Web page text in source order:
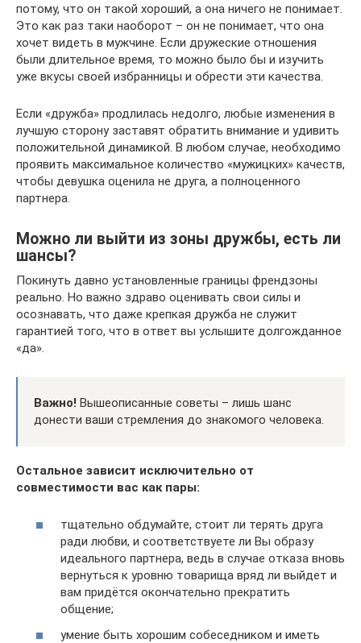
потому, что он такой хороший, а она ничего не понимает.
Это как раз таки наоборот – он не понимает, что она
хочет видеть в мужчине. Если дружеские отношения
были длительное время, то можно было бы и изучить
уже вкусы своей избранницы и обрести эти качества.
Если «дружба» продлилась недолго, любые изменения в
лучшую сторону заставят обратить внимание и удивить
положительной динамикой. В любом случае, необходимо
проявить максимальное количество «мужицких» качеств,
чтобы девушка оценила не друга, а полноценного
партнера.
Можно ли выйти из зоны дружбы, есть ли
шансы?
Покинуть давно установленные границы френдзоны
реально. Но важно здраво оценивать свои силы и
осознавать, что даже крепкая дружба не служит
гарантией того, что в ответ вы услышите долгожданное
«да».
Важно! Вышеописанные советы – лишь шанс
донести ваши стремления до знакомого человека.
Остальное зависит исключительно от
совместимости вас как пары:
тщательно обдумайте, стоит ли терять друга
ради любви, и соответствуете ли Вы образу
идеального партнера, ведь в случае отказа вновь
вернуться к уровню товарища вряд ли выйдет и
вам придётся окончательно прекратить
общение;
умение быть хорошим собеседником и иметь